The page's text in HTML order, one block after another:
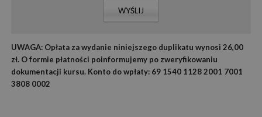
WYŚLIJ
UWAGA: Opłata za wydanie niniejszego duplikatu wynosi 26,00
zł. O formie płatności poinformujemy po zweryfikowaniu
dokumentacji kursu. Konto do wpłaty: 69 1540 1128 2001 7001
3808 0002